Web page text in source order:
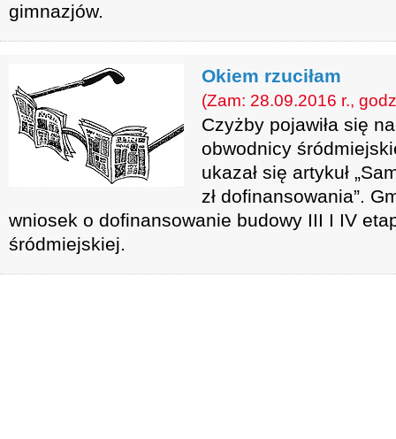
gimnazjów.
Okiem rzuciłam
(Zam: 28.09.2016 r.,
Czyżby pojawiła się
obwodnicy
ukazał się artykuł
zł dofinansowania”.
wniosek o dofinansowanie budowy III I IV
śródmiejskiej.